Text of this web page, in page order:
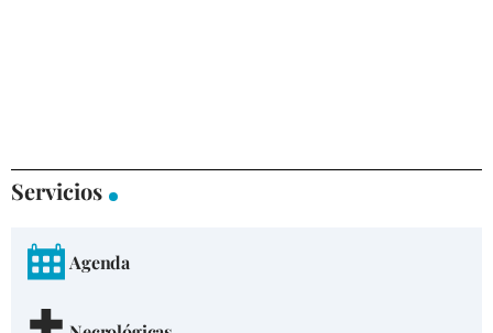
Servicios
Agenda